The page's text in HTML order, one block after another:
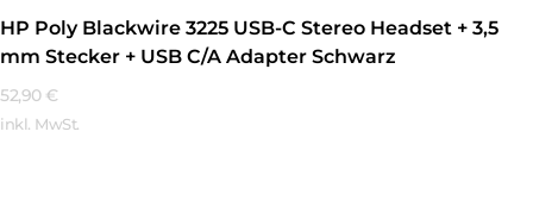
HP Poly Blackwire 3225 USB-C Stereo Headset + 3,5
mm Stecker + USB C/A Adapter Schwarz
52,90 €
inkl. MwSt.